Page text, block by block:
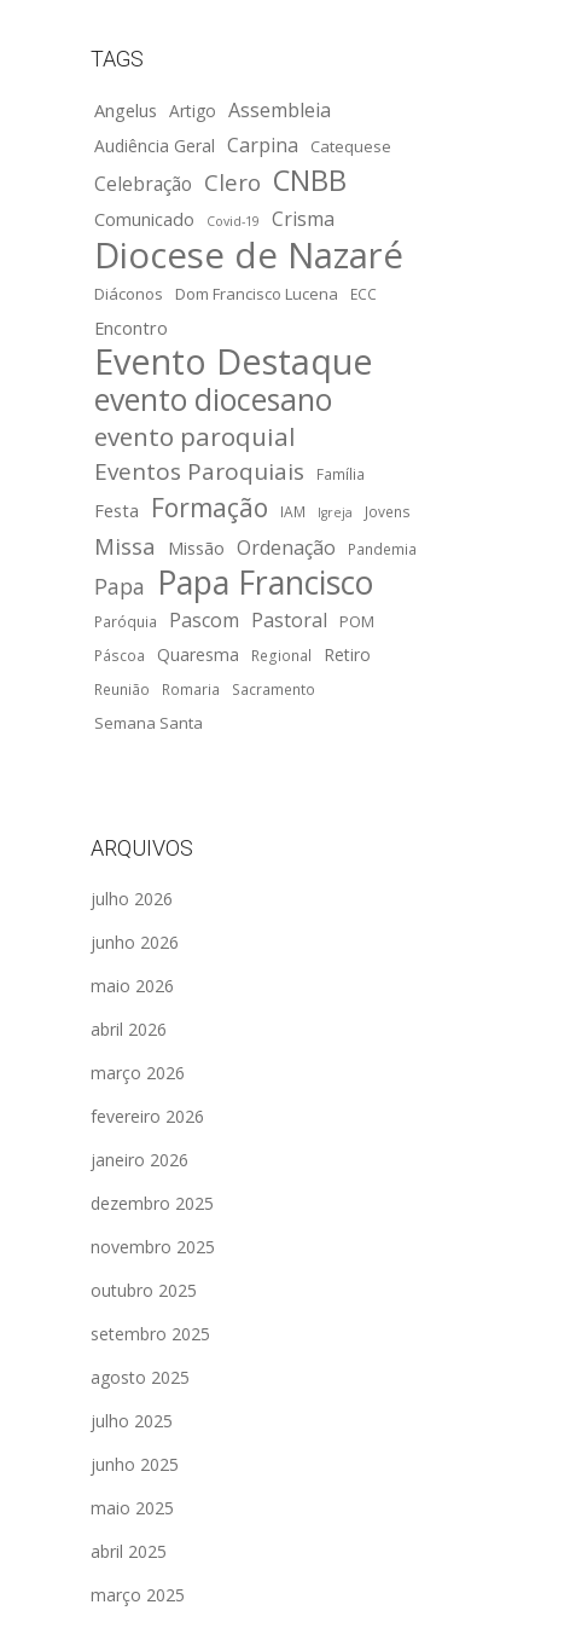
TAGS
Angelus Artigo Assembleia
Audiência Geral Carpina Catequese
Celebração Clero CNBB
Comunicado Covid-19 Crisma
Diocese de Nazaré
Diáconos Dom Francisco Lucena ECC
Encontro
Evento Destaque
evento diocesano
evento paroquial
Eventos Paroquiais Família
Festa Formação IAM Igreja Jovens
Missa Missão Ordenação Pandemia
Papa Papa Francisco
Paróquia Pascom Pastoral POM
Páscoa Quaresma Regional Retiro
Reunião Romaria Sacramento
Semana Santa
ARQUIVOS
julho 2026
junho 2026
maio 2026
abril 2026
março 2026
fevereiro 2026
janeiro 2026
dezembro 2025
novembro 2025
outubro 2025
setembro 2025
agosto 2025
julho 2025
junho 2025
maio 2025
abril 2025
março 2025